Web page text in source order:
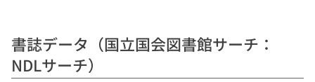
書誌データ（国立国会図書館サーチ：
NDLサーチ）